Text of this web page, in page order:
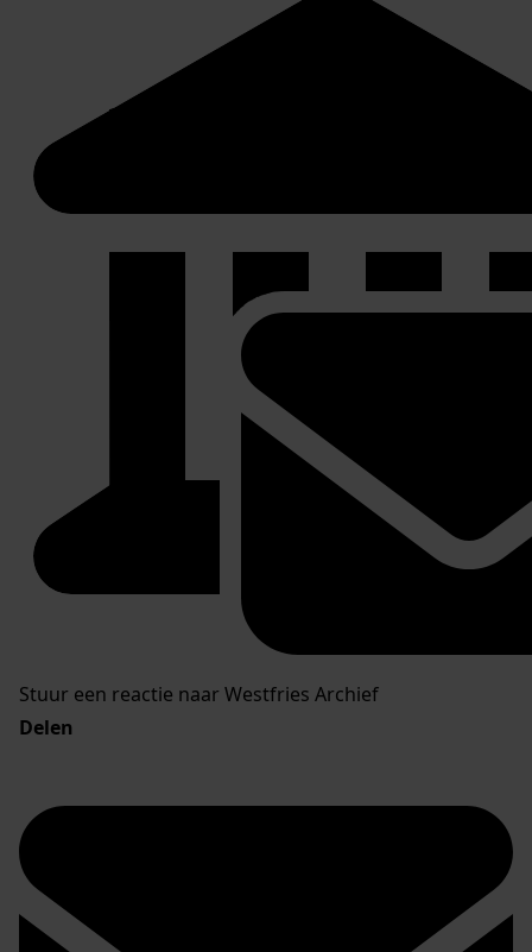
Stuur een reactie naar Westfries Archief
Delen